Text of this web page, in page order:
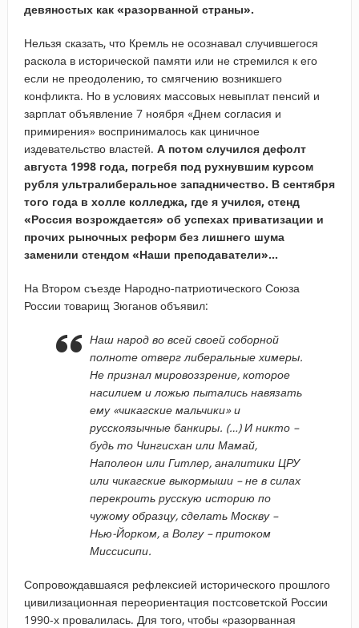
девяностых как «разорванной страны».
Нельзя сказать, что Кремль не осознавал случившегося
раскола в исторической памяти или не стремился к его
если не преодолению, то смягчению возникшего
конфликта. Но в условиях массовых невыплат пенсий и
зарплат объявление 7 ноября «Днем согласия и
примирения» воспринималось как циничное
издевательство властей. А потом случился дефолт
августа 1998 года, погребя под рухнувшим курсом
рубля ультралиберальное западничество. В сентября
того года в холле колледжа, где я учился, стенд
«Россия возрождается» об успехах приватизации и
прочих рыночных реформ без лишнего шума
заменили стендом «Наши преподаватели»…
На Втором съезде Народно-патриотического Союза
России товарищ Зюганов объявил:
Наш народ во всей своей соборной
полноте отверг либеральные химеры.
Не признал мировоззрение, которое
насилием и ложью пытались навязать
ему «чикагские мальчики» и
русскоязычные банкиры. (…) И никто –
будь то Чингисхан или Мамай,
Наполеон или Гитлер, аналитики ЦРУ
или чикагские выкормыши – не в силах
перекроить русскую историю по
чужому образцу, сделать Москву –
Нью-Йорком, а Волгу – притоком
Миссисипи.
Сопровождавшаяся рефлексией исторического прошлого
цивилизационная переориентация постсоветской России
1990-х провалилась. Для того, чтобы «разорванная